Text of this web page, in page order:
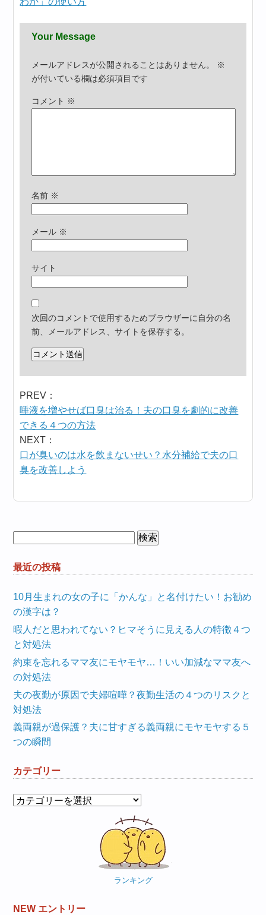
Your Message
メールアドレスが公開されることはありません。
※
が付いている欄は必須項目です
コメント ※
名前 ※
メール ※
サイト
次回のコメントで使用するためブラウザーに自分の名
前、メールアドレス、サイトを保存する。
PREV：
唾液を増やせば口臭は治る！夫の口臭を劇的に改善
できる４つの方法
NEXT：
口が臭いのは水を飲まないせい？水分補給で夫の口
臭を改善しよう
最近の投稿
10月生まれの女の子に「かんな」と名付けたい！お勧め
の漢字は？
暇人だと思われてない？ヒマそうに見える人の特徴４つ
と対処法
約束を忘れるママ友にモヤモヤ…！いい加減なママ友へ
の対処法
夫の夜勤が原因で夫婦喧嘩？夜勤生活の４つのリスクと
対処法
義両親が過保護？夫に甘すぎる義両親にモヤモヤする５
つの瞬間
カテゴリー
カ
ランキング
NEW エントリー